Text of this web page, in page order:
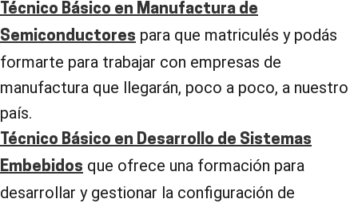
Técnico Básico en Manufactura de
Semiconductores para que matriculés y podás
formarte para trabajar con empresas de
manufactura que llegarán, poco a poco, a nuestro
país.
Técnico Básico en Desarrollo de Sistemas
Embebidos que ofrece una formación para
desarrollar y gestionar la configuración de